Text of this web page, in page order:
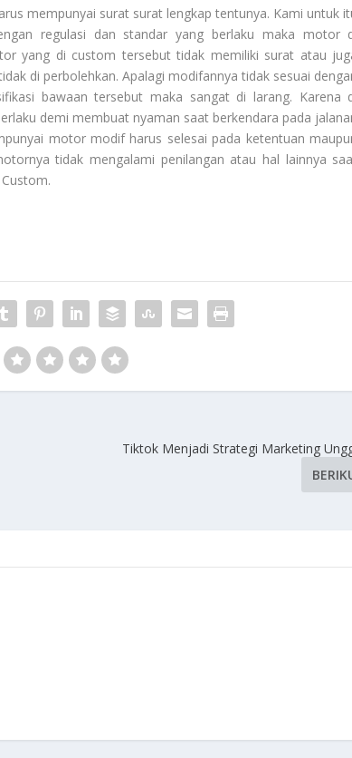
mempunyai surat surat lengkap tentunya. Kami untuk
regulasi dan standar yang berlaku maka motor
yang di custom tersebut tidak memiliki surat atau
di perbolehkan. Apalagi modifannya tidak sesuai
bawaan tersebut maka sangat di larang. Karena
demi membuat nyaman saat berkendara pada
motor modif harus selesai pada ketentuan
tidak mengalami penilangan atau hal lainnya
.
Tiktok Menjadi Strategi Marketing